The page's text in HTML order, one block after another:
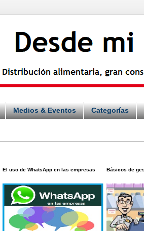
Medios & Eventos Categorías
El uso de WhatsApp en las empresas Básicos de